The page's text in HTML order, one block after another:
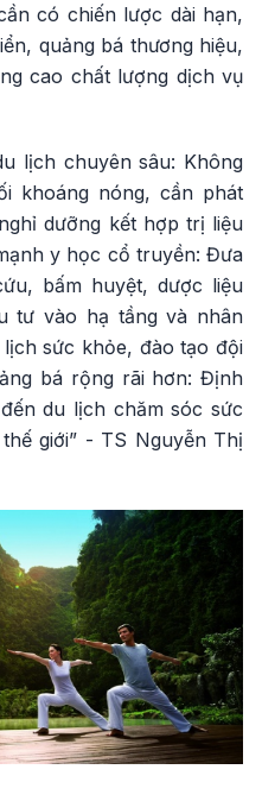
có chiến lược dài hạn,
quảng bá thương hiệu,
cao chất lượng dịch vụ
lịch chuyên sâu: Không
khoáng nóng, cần phát
dưỡng kết hợp trị liệu
y học cổ truyền: Đưa
bấm huyệt, dược liệu
tư vào hạ tầng và nhân
sức khỏe, đào tạo đội
bá rộng rãi hơn: Định
du lịch chăm sóc sức
giới” - TS Nguyễn Thị